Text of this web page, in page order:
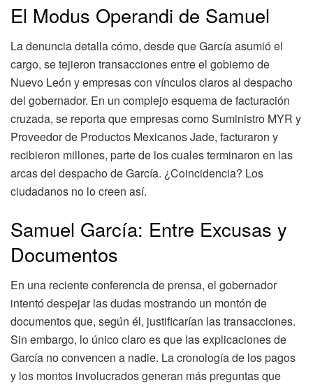
El Modus Operandi de Samuel
La denuncia detalla cómo, desde que García asumió el
cargo, se tejieron transacciones entre el gobierno de
Nuevo León y empresas con vínculos claros al despacho
del gobernador. En un complejo esquema de facturación
cruzada, se reporta que empresas como Suministro MYR y
Proveedor de Productos Mexicanos Jade, facturaron y
recibieron millones, parte de los cuales terminaron en las
arcas del despacho de García. ¿Coincidencia? Los
ciudadanos no lo creen así.
Samuel García: Entre Excusas y
Documentos
En una reciente conferencia de prensa, el gobernador
intentó despejar las dudas mostrando un montón de
documentos que, según él, justificarían las transacciones.
Sin embargo, lo único claro es que las explicaciones de
García no convencen a nadie. La cronología de los pagos
y los montos involucrados generan más preguntas que